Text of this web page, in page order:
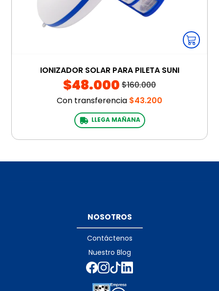
IONIZADOR SOLAR PARA PILETA SUNI
$48.000 $160.000
Con transferencia $43.200
LLEGA MAÑANA
NOSOTROS
Contáctenos
Nuestro Blog